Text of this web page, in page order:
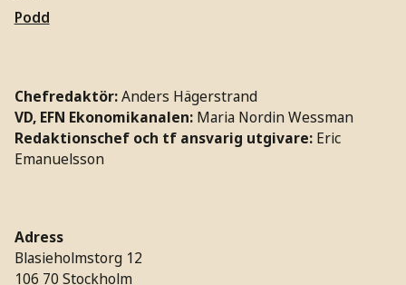
Podd
Chefredaktör:Anders Hägerstrand
VD, EFN Ekonomikanalen: Maria Nordin Wessman
Redaktionschef och tf ansvarig utgivare: Eric
Emanuelsson
Adress
Blasieholmstorg 12
106 70 Stockholm